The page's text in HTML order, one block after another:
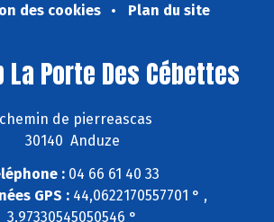
des cookies
Plan du site
La Porte Des Cébettes
de pierreascas
30140 Anduze
: 04 66 61 40 33
GPS :44,0622170557701 ° ,
3,97330545050546 °